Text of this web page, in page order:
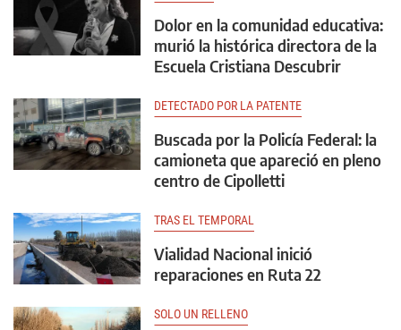
Dolor en la comunidad educativa:
murió la histórica directora de la
Escuela Cristiana Descubrir
DETECTADO POR LA PATENTE
Buscada por la Policía Federal: la
camioneta que apareció en pleno
centro de Cipolletti
TRAS EL TEMPORAL
Vialidad Nacional inició
reparaciones en Ruta 22
SOLO UN RELLENO